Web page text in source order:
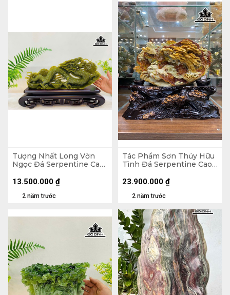
Tượng Nhất Long Vờn
Ngọc Đá Serpentine Cao
- Cao Cả Đế 29 (cm)
2 năm trước
13.500.000 ₫
Tác Phẩm Sơn Thủy Hữu
Tình Đá Serpentine Cao
Kích Thước Cả Đế 42x39
2 năm trước
23.900.000 ₫